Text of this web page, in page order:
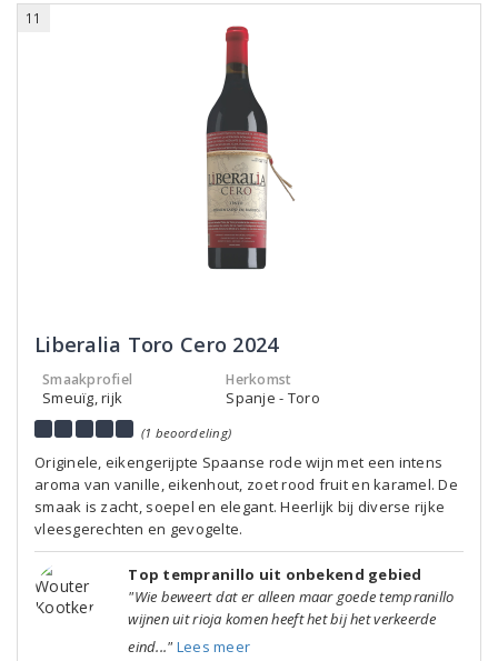
11
Liberalia Toro Cero 2024
Smaakprofiel
Smeuïg, rijk
Herkomst
Spanje - Toro
(1 beoordeling)
Originele, eikengerijpte Spaanse rode wijn met een intens
aroma van vanille, eikenhout, zoet rood fruit en karamel. De
smaak is zacht, soepel en elegant. Heerlijk bij diverse rijke
vleesgerechten en gevogelte.
Top tempranillo uit onbekend gebied
"Wie beweert dat er alleen maar goede tempranillo
wijnen uit rioja komen heeft het bij het verkeerde
eind..." Lees meer